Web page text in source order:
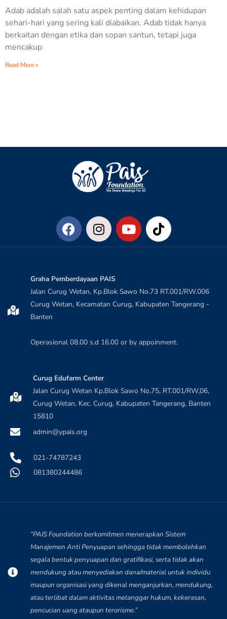
N
Nabilah Zulfaa
Baru saja Donasi di BERBAGI BERAS UNTUK
Verified - 24 hari yang lalu
Adab adalah salah satu aspek penting dalam kehidupan
sehari-hari yang sering kali diabaikan. Adab tidak hanya
berkaitan dengan etika dan sopan santun, tetapi juga
mencakup
Read More »
Graha Pemberdayaan PAIS
Jalan Curug Wetan, Kp.Blok Sawo No.73 RT.001/RW.006
Curug Wetan, Kecamatan Curug, Kabupaten Tangerang -
Banten
Operasional 08.00 s.d 16.00 or by appoinment.
Curug Edufarm Center
Jalan Curug Wetan Kp.Blok Sawo No.75, RT.001/RW,06,
Curug Wetan, Kec. Curug, Kabupaten Tangerang, Banten
15810
admin@ypais.org
021-74787243
081380244486
“PAIS Foundation berkomitmen menerapkan Sistem
Manajemen Anti Penyuapan sehingga tidak membolehkan
segala bentuk penyuapan dan gratifikasi, serta tidak akan
mendukung atau menyediakan dana/material untuk individu
maupun organisasi yang dikenal menganjurkan, mendukung,
atau terlibat dalam aktivitas melanggar hukum, kekerasan,
pencucian uang ataupun terorisme.”